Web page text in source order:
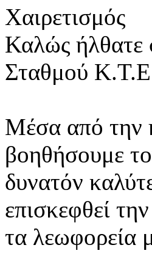
Χαιρετισμός
Καλώς ήλθατε
Σταθμού
Μέσα από την
βοηθήσουμε
δυνατόν
επισκεφθεί
τα λεωφορεία